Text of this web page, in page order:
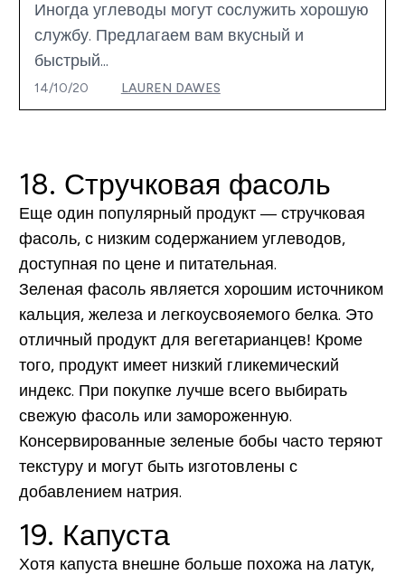
Иногда углеводы могут сослужить хорошую
службу. Предлагаем вам вкусный и
быстрый...
14/10/20 LAUREN DAWES
18. Стручковая фасоль
Еще один популярный продукт — стручковая
фасоль, с низким содержанием углеводов,
доступная по цене и питательная.
Зеленая фасоль является хорошим источником
кальция, железа и легкоусвояемого белка. Это
отличный продукт для вегетарианцев! Кроме
того, продукт имеет низкий гликемический
индекс. При покупке лучше всего выбирать
свежую фасоль или замороженную.
Консервированные зеленые бобы часто теряют
текстуру и могут быть изготовлены с
добавлением натрия.
19. Капуста
Хотя капуста внешне больше похожа на латук,